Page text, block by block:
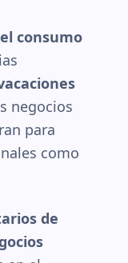
consumo
negocios
para
como
de